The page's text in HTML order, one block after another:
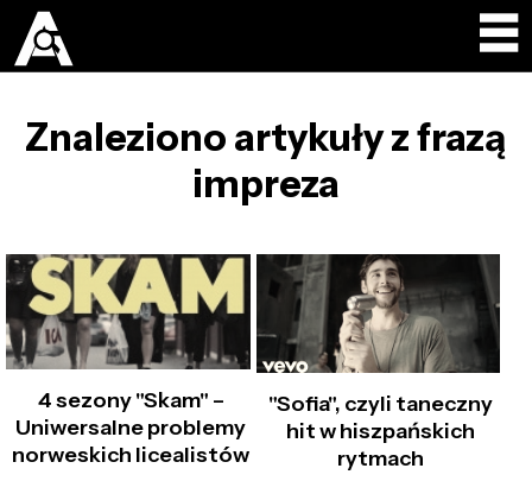
Znaleziono artykuły z frazą
impreza
4 sezony "Skam" –
Uniwersalne problemy
norweskich licealistów
"Sofia", czyli taneczny
hit w hiszpańskich
rytmach